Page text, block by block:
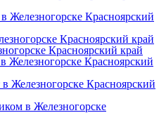
Железногорске Красноярский
Красноярский край
Красноярский край
Железногорске Красноярский
Железногорске Красноярский
в Железногорске